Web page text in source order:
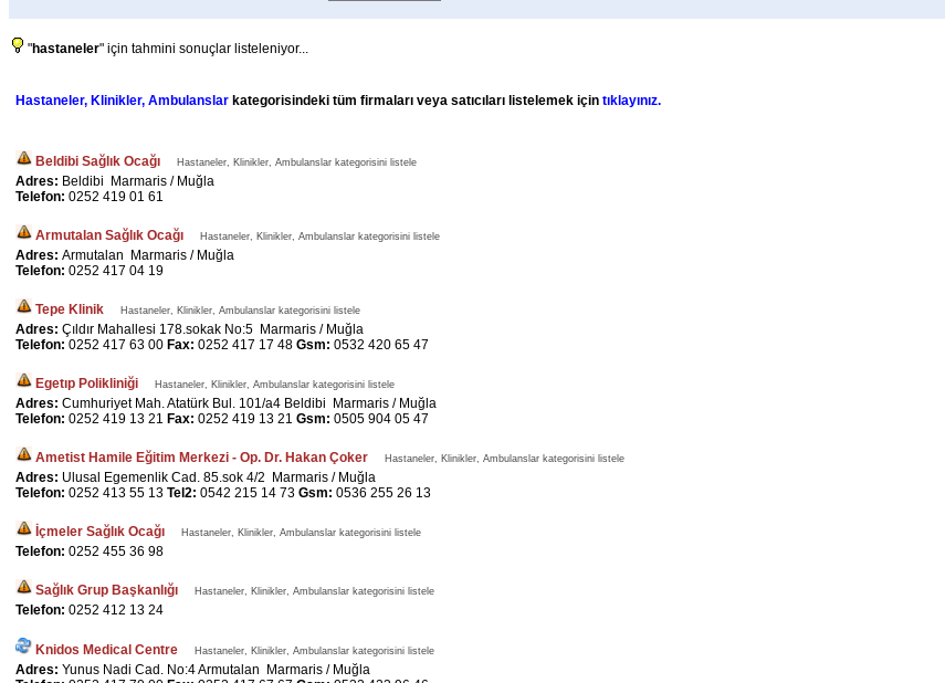
"hastaneler" için tahmini sonuçlar listeleniyor...
Hastaneler, Klinikler, Ambulanslar kategorisindeki tüm firmaları veya satıcıları listelemek için tıklayınız.
Beldibi Sağlık Ocağı Hastaneler, Klinikler, Ambulanslar kategorisini listele
Adres: Beldibi Marmaris / Muğla
Telefon: 0252 419 01 61
Armutalan Sağlık Ocağı Hastaneler, Klinikler, Ambulanslar kategorisini listele
Adres: Armutalan Marmaris / Muğla
Telefon: 0252 417 04 19
Tepe Klinik Hastaneler, Klinikler, Ambulanslar kategorisini listele
Adres: Çıldır Mahallesi 178.sokak No:5 Marmaris / Muğla
Telefon: 0252 417 63 00 Fax: 0252 417 17 48 Gsm: 0532 420 65 47
Egetıp Polikliniği Hastaneler, Klinikler, Ambulanslar kategorisini listele
Adres: Cumhuriyet Mah. Atatürk Bul. 101/a4 Beldibi Marmaris / Muğla
Telefon: 0252 419 13 21 Fax: 0252 419 13 21 Gsm: 0505 904 05 47
Ametist Hamile Eğitim Merkezi - Op. Dr. Hakan Çoker Hastaneler, Klinikler, Ambulanslar kategorisini listele
Adres: Ulusal Egemenlik Cad. 85.sok 4/2 Marmaris / Muğla
Telefon: 0252 413 55 13 Tel2: 0542 215 14 73 Gsm: 0536 255 26 13
İçmeler Sağlık Ocağı Hastaneler, Klinikler, Ambulanslar kategorisini listele
Telefon: 0252 455 36 98
Sağlık Grup Başkanlığı Hastaneler, Klinikler, Ambulanslar kategorisini listele
Telefon: 0252 412 13 24
Knidos Medical Centre Hastaneler, Klinikler, Ambulanslar kategorisini listele
Adres: Yunus Nadi Cad. No:4 Armutalan Marmaris / Muğla